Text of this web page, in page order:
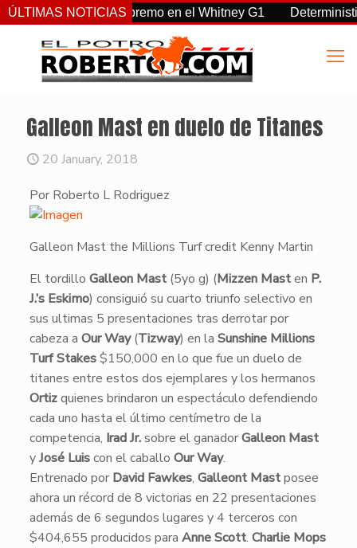
ÚLTIMAS NOTICIASsupremo en el Whitney G1 Deterministic:
Galleon Mast en duelo de Titanes
20 January, 2018
Por Roberto L Rodriguez
Galleon Mast the Millions Turf credit Kenny Martin
​El tordillo Galleon Mast(5yo g) (Mizzen Masten P.
J.’s Eskimo) consiguió su cuarto triunfo selectivo en
sus ultimas 5 presentaciones tras derrotar por
cabeza a Our Way(Tizway) en la Sunshine Millions
Turf Stakes$150,000 en lo que fue un duelo de
titanes entre estos dos ejemplares y los hermanos
Ortizquienes brindaron un espectáculo defendiendo
cada uno hasta el último centímetro de la
competencia, Irad Jr.sobre el ganadorGalleon Mast
yJosé Luiscon el caballo Our Way.
​Entrenado por David Fawkes, Galleont Mastposee
ahora un récord de 8 victorias en 22 presentaciones
además de 6 segundos lugares y 4 terceros con
$404,655 producidos para Anne Scott. Charlie Mops